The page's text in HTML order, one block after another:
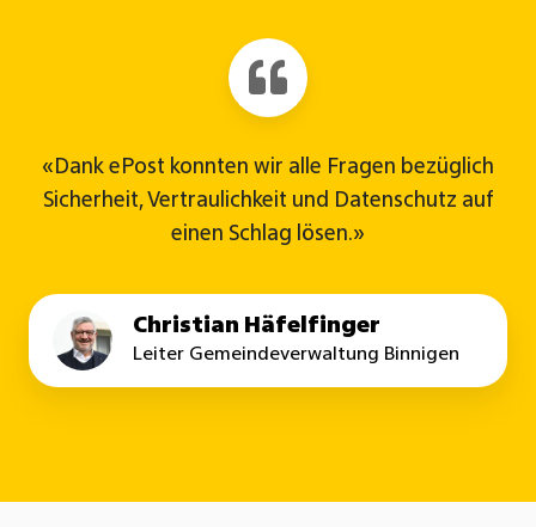
«Dank ePost konnten wir alle Fragen bezüglich
Sicherheit, Vertraulichkeit und Datenschutz auf
einen Schlag lösen.»
Christian Häfelfinger
Leiter Gemeindeverwaltung Binnigen